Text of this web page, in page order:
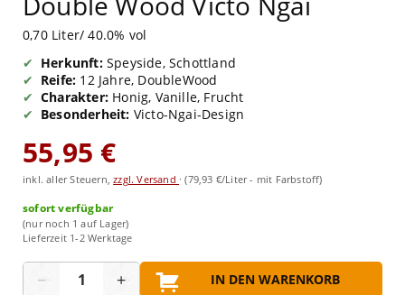
0,70 Liter/ 40.0% vol
Herkunft:Speyside, Schottland
Reife: 12 Jahre, DoubleWood
Charakter: Honig, Vanille, Frucht
Besonderheit: Victo-Ngai-Design
55,95 €
inkl. aller Steuern,zzgl. Versand ·(79,93 €/Liter - mit Farbstoff)
sofort verfügbar
(nur noch 1 auf Lager)
Lieferzeit 1-2 Werktage
− + IN DEN WARENKORB